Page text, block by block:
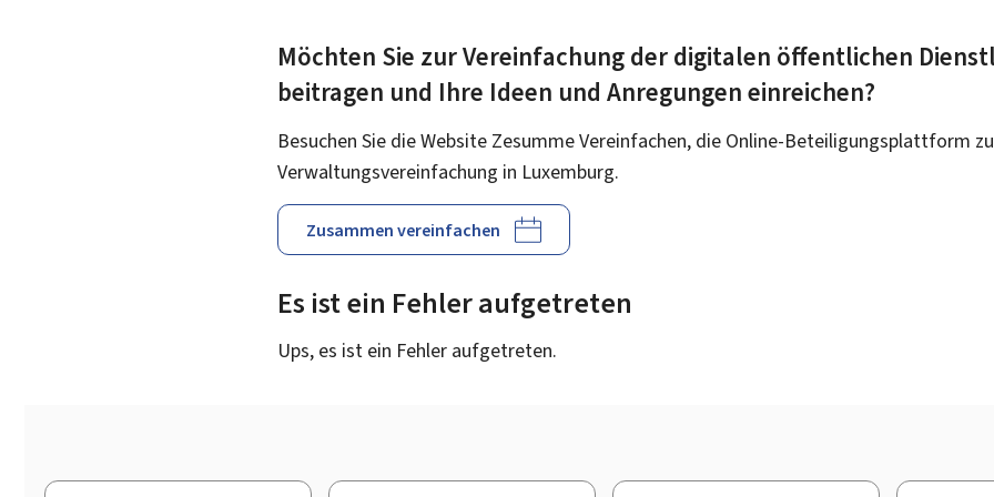
Möchten Sie zur Vereinfachung der digitalen öffentlichen
beitragen und Ihre Ideen und Anregungen einreichen?
Besuchen Sie die Website Zesumme Vereinfachen, die Online-Beteiligungsplattform
Verwaltungsvereinfachung in Luxemburg.
Zusammen vereinfachen
Es ist ein Fehler aufgetreten
Ups, es ist ein Fehler aufgetreten.